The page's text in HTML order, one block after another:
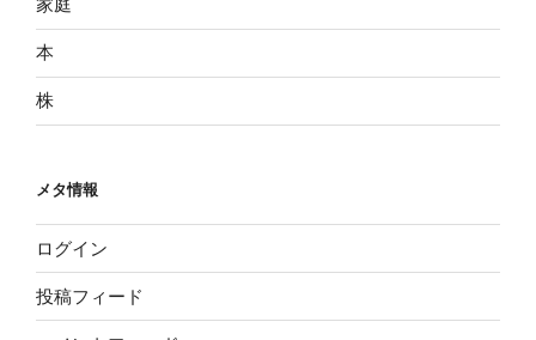
家庭
本
株
メタ情報
ログイン
投稿フィード